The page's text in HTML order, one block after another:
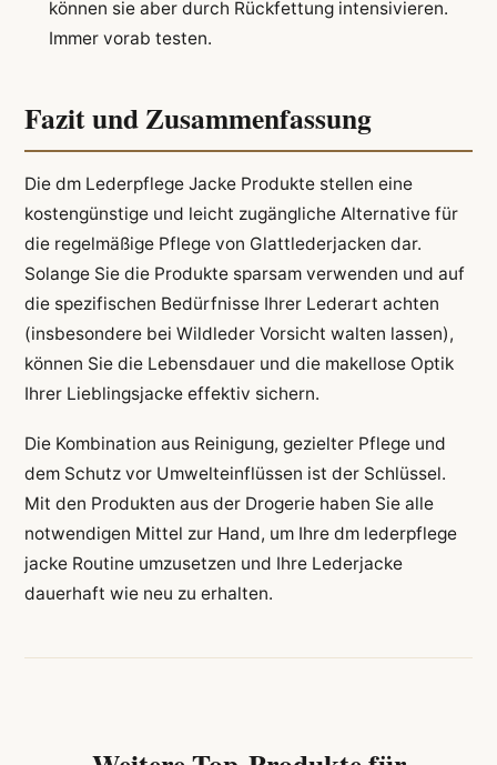
können sie aber durch Rückfettung intensivieren.
Immer vorab testen.
Fazit und Zusammenfassung
Die dm Lederpflege Jacke Produkte stellen eine
kostengünstige und leicht zugängliche Alternative für
die regelmäßige Pflege von Glattlederjacken dar.
Solange Sie die Produkte sparsam verwenden und auf
die spezifischen Bedürfnisse Ihrer Lederart achten
(insbesondere bei Wildleder Vorsicht walten lassen),
können Sie die Lebensdauer und die makellose Optik
Ihrer Lieblingsjacke effektiv sichern.
Die Kombination aus Reinigung, gezielter Pflege und
dem Schutz vor Umwelteinflüssen ist der Schlüssel.
Mit den Produkten aus der Drogerie haben Sie alle
notwendigen Mittel zur Hand, um Ihre dm lederpflege
jacke Routine umzusetzen und Ihre Lederjacke
dauerhaft wie neu zu erhalten.